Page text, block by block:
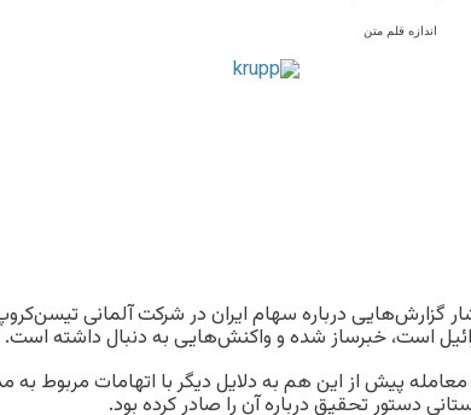
اندازه قلم متن
گزارش‌هایی درباره سهام ایران در شرکت آلمانی
است، خبرساز شده و واکنش‌هایی به دنبال داشته است.
پیش از این هم به دلایل دیگر با اتهامات مربوط به
دستور تحقیق درباره آن را صادر کرده بود.